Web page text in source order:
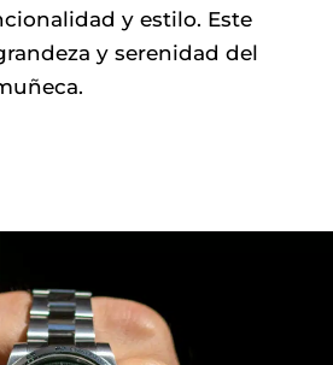
y estilo. Este
y serenidad del